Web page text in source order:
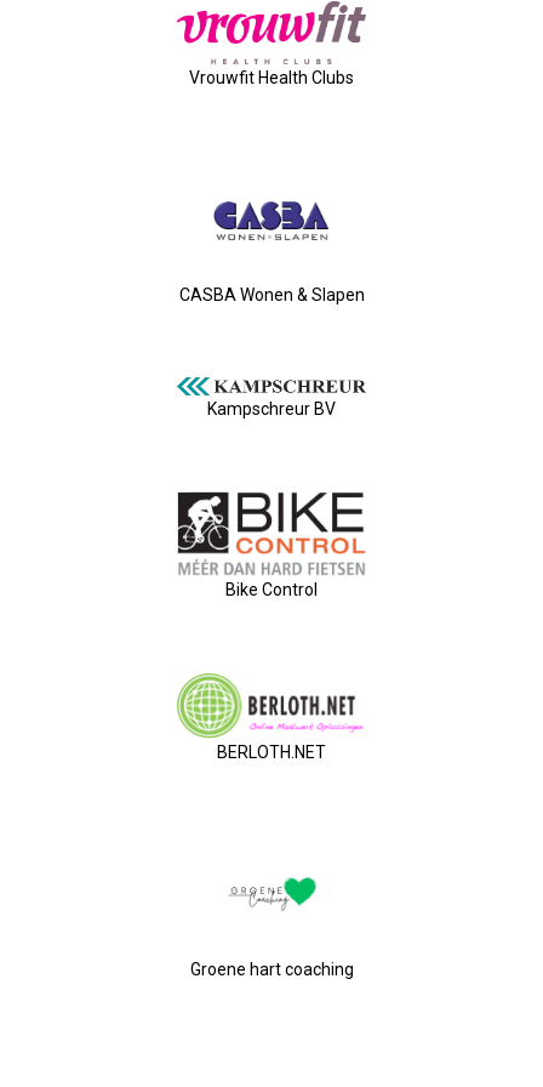
06-10-2022 Duurzaamheid Bij
11-06-2022: Ledendag
21-04-2022: ALV + Borrel
17-01-2022: Nieuwjaarsborrel
Smoelenboek
Vrouwfit Health Clubs
CASBA Wonen & Slapen
Kampschreur BV
Bike Control
BERLOTH.NET
Groene hart coaching